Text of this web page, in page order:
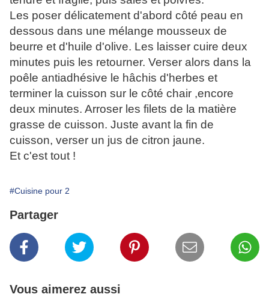
Les poser délicatement d'abord côté peau en
dessous dans une mélange mousseux de
beurre et d'huile d'olive. Les laisser cuire deux
minutes puis les retourner. Verser alors dans la
poêle antiadhésive le hâchis d'herbes et
terminer la cuisson sur le côté chair ,encore
deux minutes. Arroser les filets de la matière
grasse de cuisson. Juste avant la fin de
cuisson, verser un jus de citron jaune.
Et c'est tout !
#Cuisine pour 2
Partager
Vous aimerez aussi